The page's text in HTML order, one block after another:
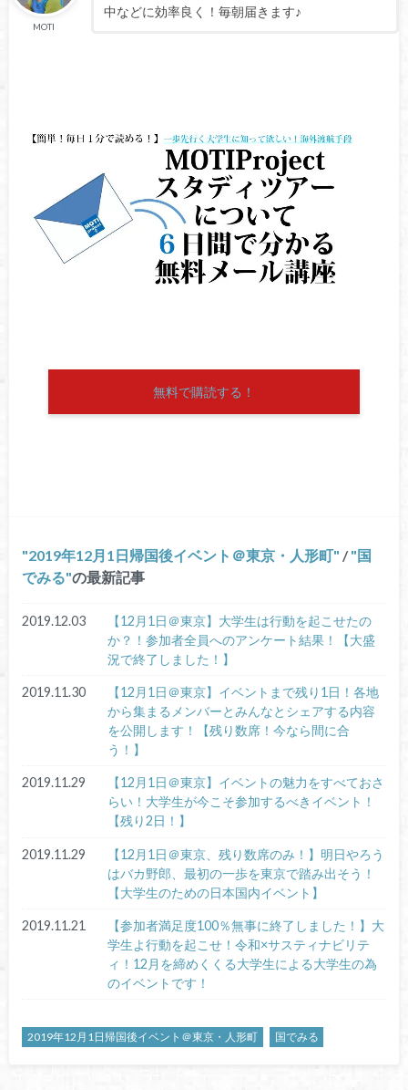
MOTI
中などに効率良く！毎朝届きます♪
無料で購読する！
2019年12月1日帰国後イベント＠東京・人形町 /
国
でみる の最新記事
2019.12.03
【12月1日＠東京】大学生は行動を起こせたの
か？！参加者全員へのアンケート結果！【大盛
況で終了しました！】
2019.11.30
【12月1日＠東京】イベントまで残り1日！各地
から集まるメンバーとみんなとシェアする内容
を公開します！【残り数席！今なら間に合
う！】
2019.11.29
【12月1日＠東京】イベントの魅力をすべておさ
らい！大学生が今こそ参加するべきイベント！
【残り2日！】
2019.11.29
【12月1日＠東京、残り数席のみ！】明日やろう
はバカ野郎、最初の一歩を東京で踏み出そう！
【大学生のための日本国内イベント】
2019.11.21
【参加者満足度100％無事に終了しました！】大
学生よ行動を起こせ！令和×サスティナビリテ
ィ！12月を締めくくる大学生による大学生の為
のイベントです！
2019年12月1日帰国後イベント＠東京・人形町 国でみる